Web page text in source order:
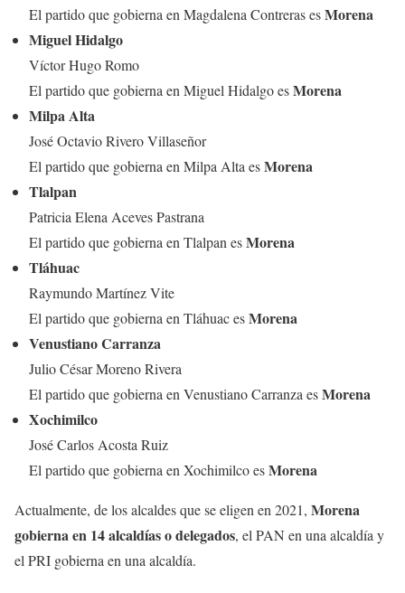
El partido que gobierna en Magdalena Contreras esMorena
Miguel Hidalgo
Víctor Hugo Romo
El partido que gobierna en Miguel Hidalgo esMorena
Milpa Alta
José Octavio Rivero Villaseñor
El partido que gobierna en Milpa Alta esMorena
Tlalpan
Patricia Elena Aceves Pastrana
El partido que gobierna en Tlalpan esMorena
Tláhuac
Raymundo Martínez Vite
El partido que gobierna en Tláhuac esMorena
Venustiano Carranza
Julio César Moreno Rivera
El partido que gobierna en Venustiano Carranza esMorena
Xochimilco
José Carlos Acosta Ruiz
El partido que gobierna en Xochimilco esMorena
Actualmente, de los alcaldes que se eligen en 2021, Morena
gobierna en 14 alcaldías o delegados, el PAN en una alcaldía y
el PRI gobierna en una alcaldía.